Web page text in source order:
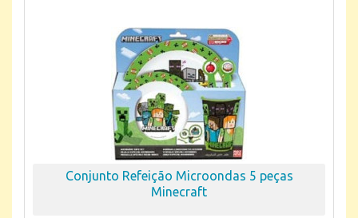
Conjunto Refeição Microondas 5 peças
Minecraft